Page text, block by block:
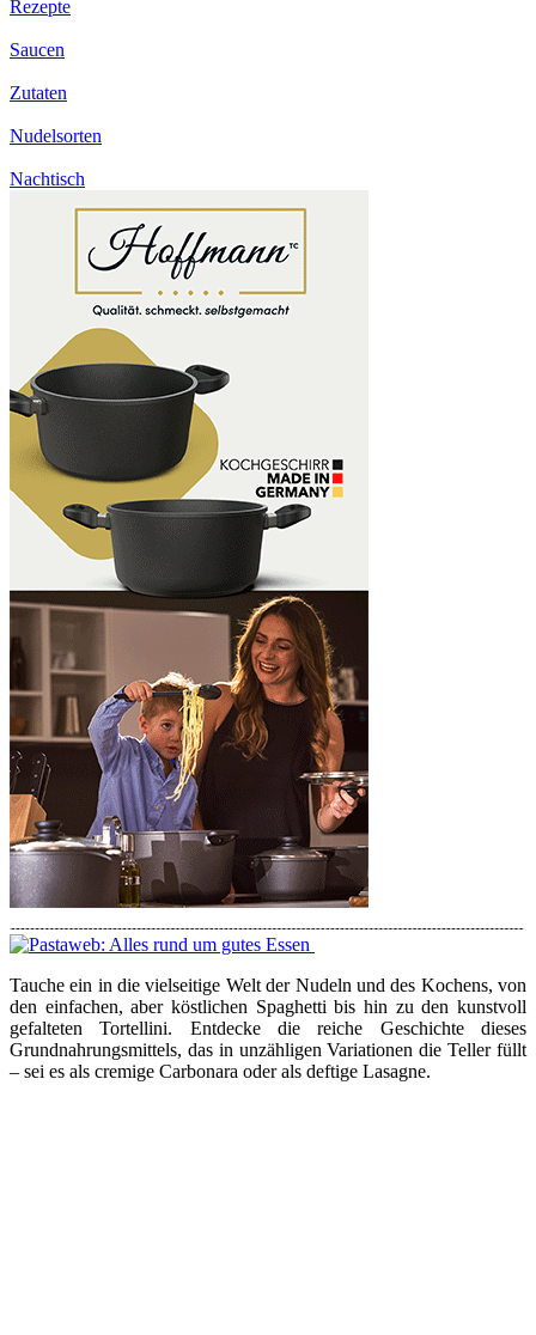
Rezepte
Saucen
Zutaten
Nudelsorten
Nachtisch
Tauche ein in die vielseitige Welt der Nudeln und des Kochens, von
den einfachen, aber köstlichen Spaghetti bis hin zu den kunstvoll
gefalteten Tortellini. Entdecke die reiche Geschichte dieses
Grundnahrungsmittels, das in unzähligen Variationen die Teller füllt
– sei es als cremige Carbonara oder als deftige Lasagne.